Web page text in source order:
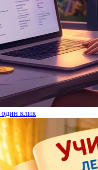
один клик